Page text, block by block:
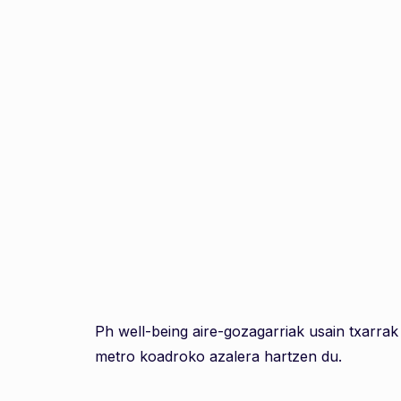
Ph well-being aire-gozagarriak usain
metro koadroko azalera hartzen du.